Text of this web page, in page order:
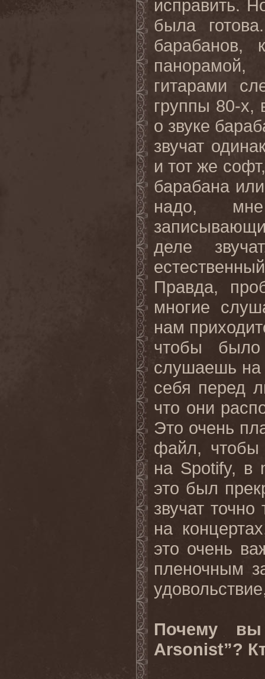
исправить.
была
панорамой,
гитарами
группы 80-х,
о звуке
звучат
и тот же
барабана
надо,
деле
Правда,
многие
нам
чтобы
слушаешь на
себя перед
что они
Это очень
файл,
на Spotify, в
это был
звучат
на
это очень
пленочным
Почему
Arsonist”?